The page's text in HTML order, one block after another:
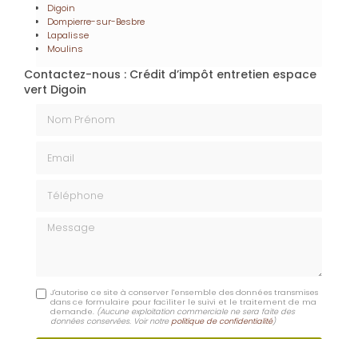
Digoin
Dompierre-sur-Besbre
Lapalisse
Moulins
Contactez-nous : Crédit d’impôt entretien espace
vert Digoin
Message
J'autorise ce site à conserver l'ensemble des données transmises
dans ce formulaire pour faciliter le suivi et le traitement de ma
demande. (Aucune exploitation commerciale ne sera faite des
données conservées. Voir notrepolitique de confidentialité)